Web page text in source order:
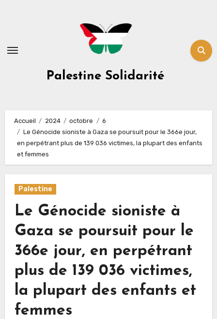
Palestine Solidarité
Accueil 2024 octobre
6
Le Génocide sioniste à Gaza se poursuit pour le 366e jour,
en perpétrant plus de 139 036 victimes, la plupart des enfants
et femmes
Palestine
Le Génocide sioniste à
Gaza se poursuit pour le
366e jour, en perpétrant
plus de 139 036 victimes,
la plupart des enfants et
femmes